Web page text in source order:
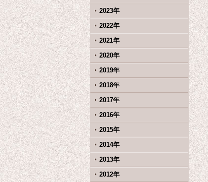
2023年
2022年
2021年
2020年
2019年
2018年
2017年
2016年
2015年
2014年
2013年
2012年